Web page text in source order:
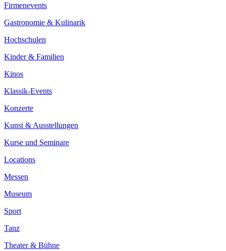
Firmenevents
Gastronomie & Kulinarik
Hochschulen
Kinder & Familien
Kinos
Klassik-Events
Konzerte
Kunst & Ausstellungen
Kurse und Seminare
Locations
Messen
Museum
Sport
Tanz
Theater & Bühne